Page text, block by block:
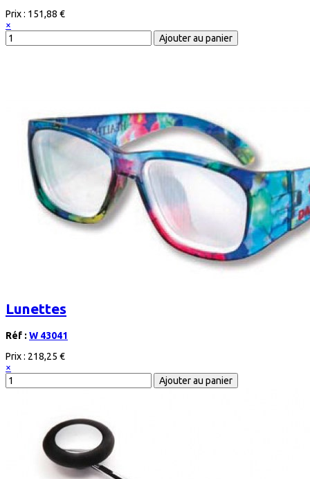
Prix : 151,88 €
×
Lunettes
Réf : W 43041
Prix : 218,25 €
×